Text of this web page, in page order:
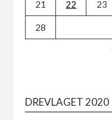
21 22 23
28
DREVLAGET 2020